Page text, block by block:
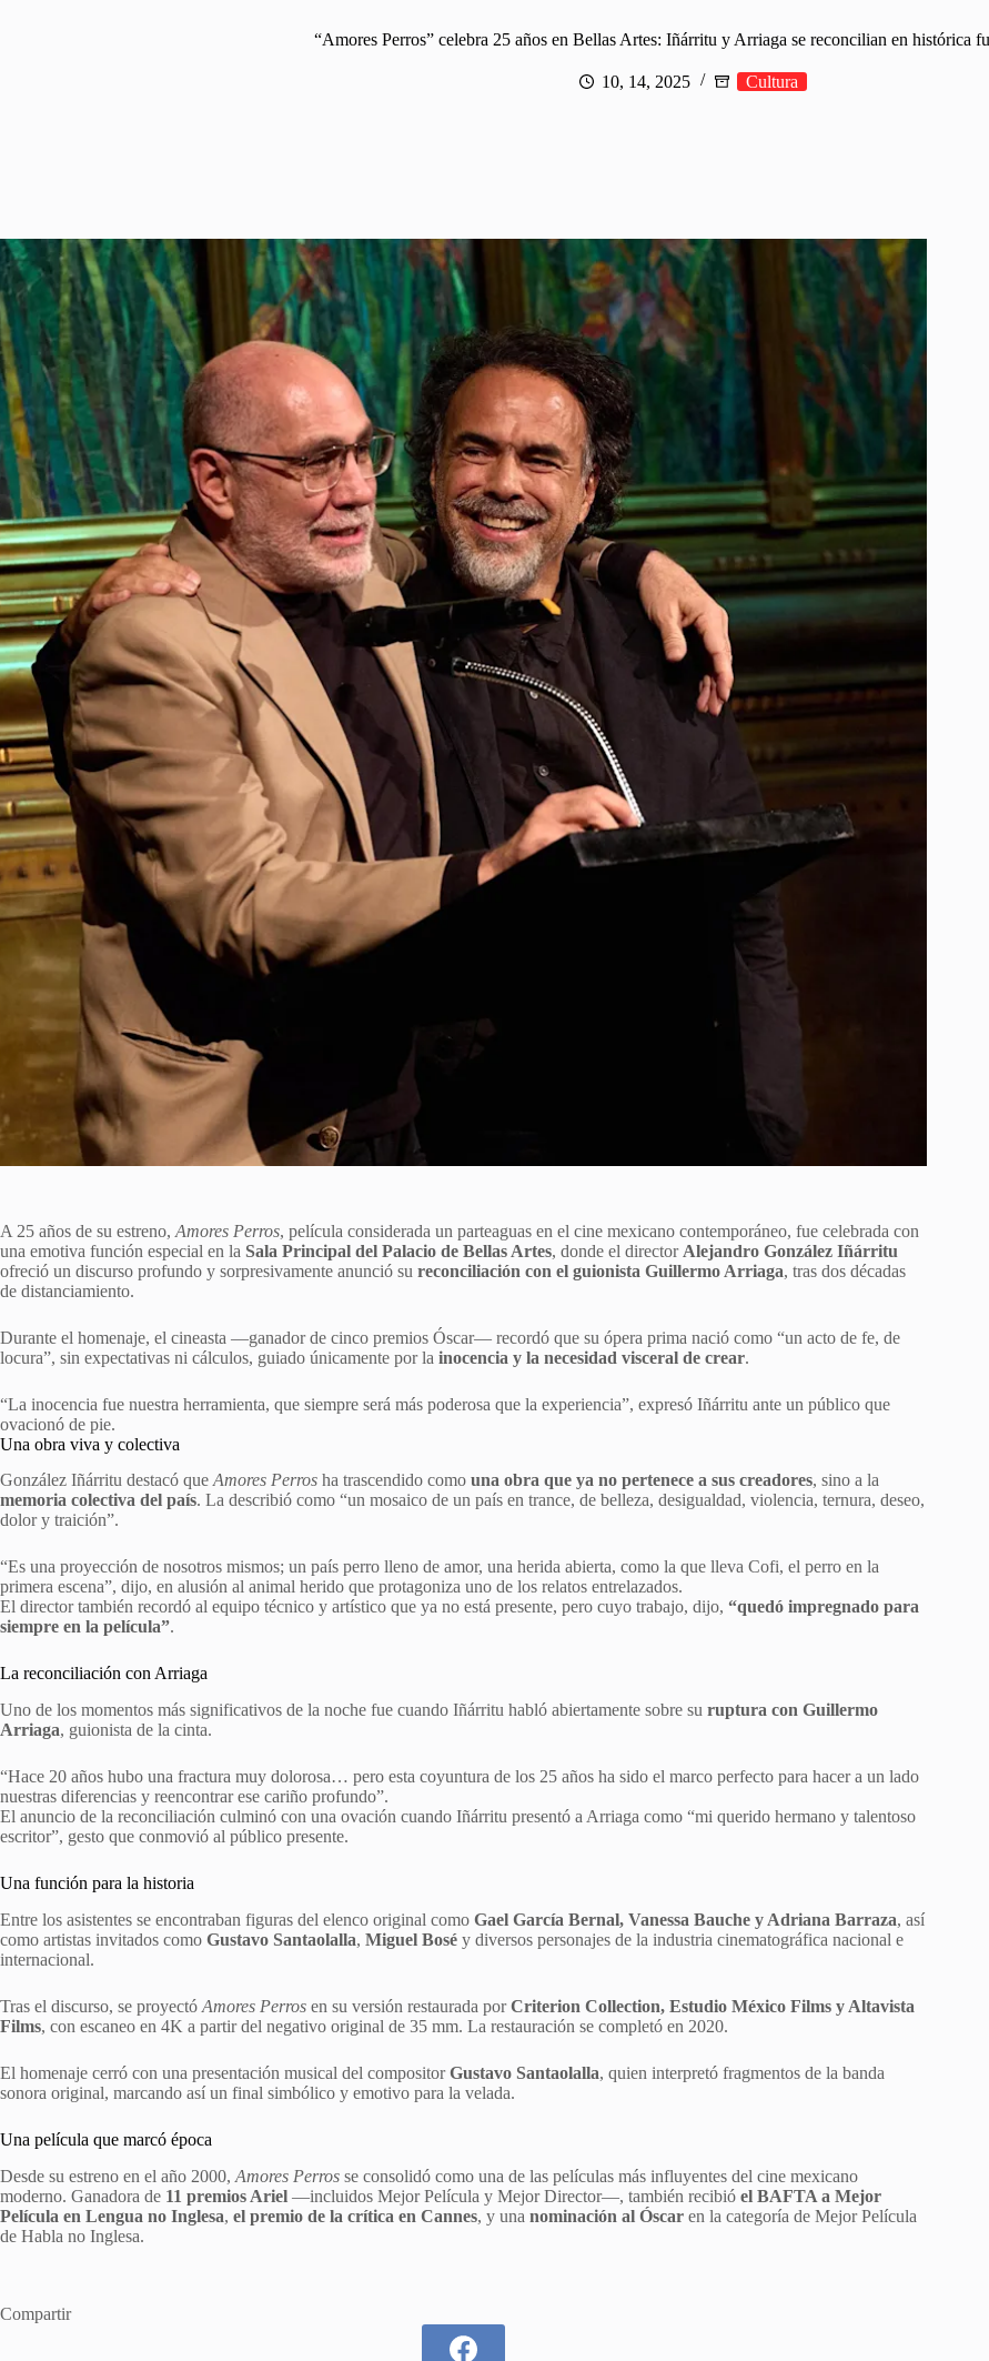
“Amores Perros” celebra 25 años en Bellas Artes: Iñárritu y Arriaga se reconcilian en histórica
10, 14, 2025 Cultura
A 25 años de su estreno, Amores Perros, película considerada un parteaguas en el cine mexicano contemporáneo, fue celebrada con
una emotiva función especial en la Sala Principal del Palacio de Bellas Artes, donde el director Alejandro González Iñárritu
ofreció un discurso profundo y sorpresivamente anunció su reconciliación con el guionista Guillermo Arriaga, tras dos décadas
de distanciamiento.
Durante el homenaje, el cineasta —ganador de cinco premios Óscar— recordó que su ópera prima nació como “un acto de fe, de
locura”, sin expectativas ni cálculos, guiado únicamente por la inocencia y la necesidad visceral de crear.
“La inocencia fue nuestra herramienta, que siempre será más poderosa que la experiencia”, expresó Iñárritu ante un público que
ovacionó de pie.
Una obra viva y colectiva
González Iñárritu destacó que Amores Perros ha trascendido como una obra que ya no pertenece a sus creadores, sino a la
memoria colectiva del país. La describió como “un mosaico de un país en trance, de belleza, desigualdad, violencia, ternura, deseo,
dolor y traición”.
“Es una proyección de nosotros mismos; un país perro lleno de amor, una herida abierta, como la que lleva Cofi, el perro en la
primera escena”, dijo, en alusión al animal herido que protagoniza uno de los relatos entrelazados.
El director también recordó al equipo técnico y artístico que ya no está presente, pero cuyo trabajo, dijo, “quedó impregnado para
siempre en la película”.
La reconciliación con Arriaga
Uno de los momentos más significativos de la noche fue cuando Iñárritu habló abiertamente sobre su ruptura con Guillermo
Arriaga, guionista de la cinta.
“Hace 20 años hubo una fractura muy dolorosa… pero esta coyuntura de los 25 años ha sido el marco perfecto para hacer a un lado
nuestras diferencias y reencontrar ese cariño profundo”.
El anuncio de la reconciliación culminó con una ovación cuando Iñárritu presentó a Arriaga como “mi querido hermano y talentoso
escritor”, gesto que conmovió al público presente.
Una función para la historia
Entre los asistentes se encontraban figuras del elenco original como Gael García Bernal, Vanessa Bauche y Adriana Barraza, así
como artistas invitados como Gustavo Santaolalla, Miguel Bosé y diversos personajes de la industria cinematográfica nacional e
internacional.
Tras el discurso, se proyectó Amores Perros en su versión restaurada porCriterion Collection, Estudio México Films y Altavista
Films, con escaneo en 4K a partir del negativo original de 35 mm. La restauración se completó en 2020.
El homenaje cerró con una presentación musical del compositorGustavo Santaolalla, quien interpretó fragmentos de la banda
sonora original, marcando así un final simbólico y emotivo para la velada.
Una película que marcó época
Desde su estreno en el año 2000, Amores Perros se consolidó como una de las películas más influyentes del cine mexicano
moderno. Ganadora de 11 premios Ariel —incluidos Mejor Película y Mejor Director—, también recibió el BAFTA a Mejor
Película en Lengua no Inglesa, el premio de la crítica en Cannes, y una nominación al Óscar en la categoría de Mejor Película
de Habla no Inglesa.
Compartir